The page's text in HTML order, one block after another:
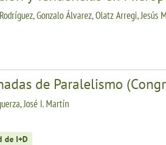
Gonzalo Álvarez, Olatz Arregi, Jesús
de Paralelismo
José I. Martín
de I+D